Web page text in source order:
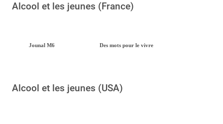
Alcool et les jeunes (France)
Jounal M6 Des mots pour le vivre
Alcool et les jeunes (USA)